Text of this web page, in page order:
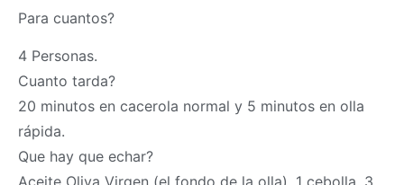
Para cuantos?
4 Personas.
Cuanto tarda?
20 minutos en cacerola normal y 5 minutos en olla
rápida.
Que hay que echar?